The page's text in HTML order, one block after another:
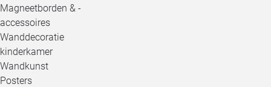
Magneetborden & -
accessoires
Wanddecoratie
kinderkamer
Wandkunst
Posters